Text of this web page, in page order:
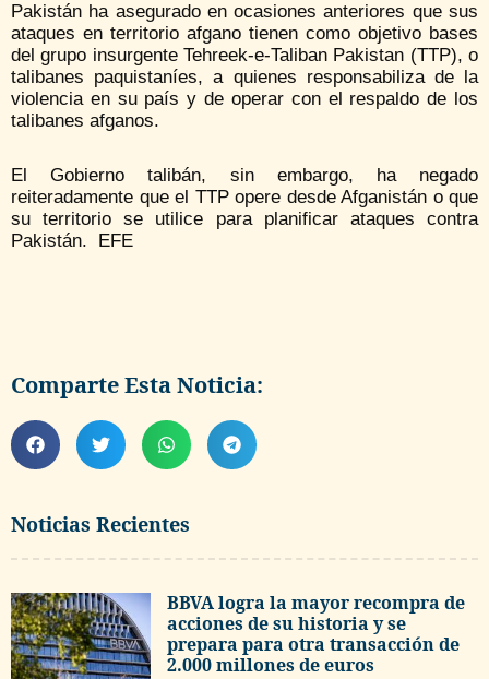
Noticias Recientes
BBVA logra la mayor recompra de
acciones de su historia y se
prepara para otra transacción de
2.000 millones de euros
Pakistán ha asegurado en ocasiones anteriores que sus
ataques en territorio afgano tienen como objetivo bases
del grupo insurgente Tehreek-e-Taliban Pakistan (TTP), o
talibanes paquistaníes, a quienes responsabiliza de la
violencia en su país y de operar con el respaldo de los
talibanes afganos.
El Gobierno talibán, sin embargo, ha negado
reiteradamente que el TTP opere desde Afganistán o que
su territorio se utilice para planificar ataques contra
Pakistán. EFE
Comparte Esta Noticia: